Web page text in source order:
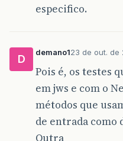
especifico.
D
demano123 de out. de
Pois é, os testes
em jws e com o
métodos que
de entrada como
Outra